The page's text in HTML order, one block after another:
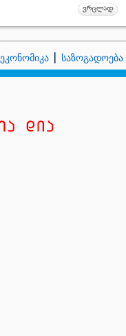
ეკონომიკა საზოგადოება